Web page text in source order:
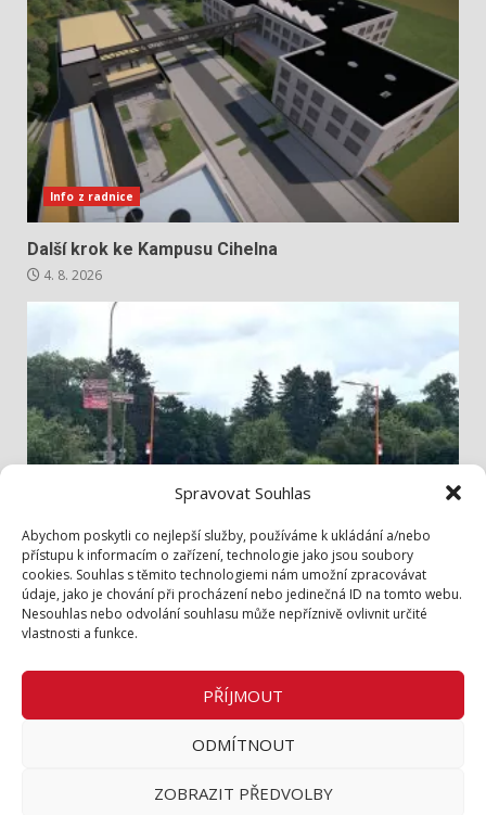
Spravovat Souhlas
Abychom poskytli co nejlepší služby, používáme k ukládání a/nebo
přístupu k informacím o zařízení, technologie jako jsou soubory
cookies. Souhlas s těmito technologiemi nám umožní zpracovávat
údaje, jako je chování při procházení nebo jedinečná ID na tomto webu.
Nesouhlas nebo odvolání souhlasu může nepříznivě ovlivnit určité
vlastnosti a funkce.
PŘÍJMOUT
ODMÍTNOUT
ZOBRAZIT PŘEDVOLBY
Info z radnice
Další krok ke Kampusu Cihelna
4. 8. 2026
Bezpečněji přes Lidickou
3. 8. 2026
Zásady cookies (EU)
Zásady ochrany osobních údajů
Inzerce v tištěném periodiku